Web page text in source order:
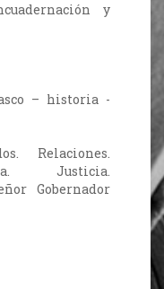
y
– historia -
Relaciones.
Justicia.
Gobernador